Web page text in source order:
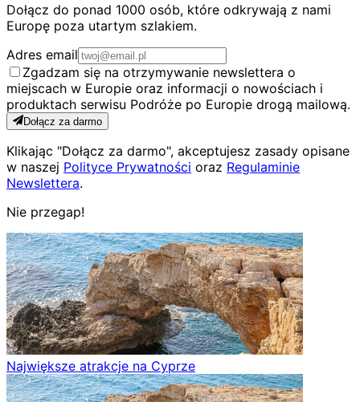
Dołącz do ponad 1000 osób, które odkrywają z nami
Europę poza utartym szlakiem.
Adres email
Zgadzam się na otrzymywanie newslettera o
miejscach w Europie oraz informacji o nowościach i
produktach serwisu Podróże po Europie drogą mailową.
Dołącz za darmo
Klikając "Dołącz za darmo", akceptujesz zasady opisane
w naszej Polityce Prywatności oraz Regulaminie
Newslettera.
Nie przegap!
Największe atrakcje na Cyprze